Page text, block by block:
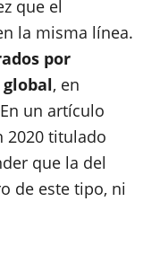
que el
la misma línea.
por
, en
un artículo
2020 titulado
que la del
de este tipo, ni